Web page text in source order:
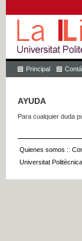
Principal
AYUDA
Para cualquier duda
Quienes somos ::
Universitat